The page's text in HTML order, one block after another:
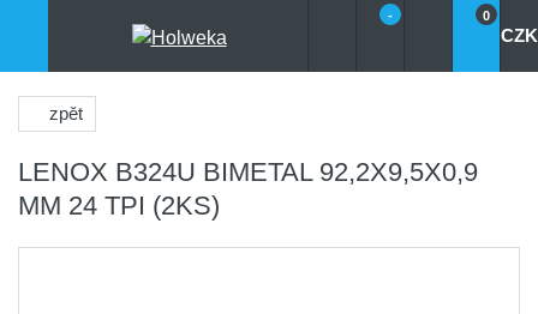
- 0
CZK
zpět
LENOX B324U BIMETAL 92,2X9,5X0,9
MM 24 TPI (2KS)